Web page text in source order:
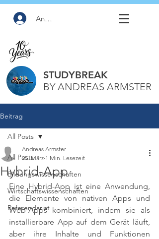
Anmelden
STUDYBREAK
BY ANDREAS ARMSTER
Beitrag
All Posts
Bildungswissenschaften
Wirtschaftswissenschaften
Referendariat
All Posts
Hybrid-App
Andreas Armster
25. März 1 Min. Lesezeit
Eine Hybrid-App ist eine Anwendung,
die Elemente von nativen Apps und
Web-Apps kombiniert, indem sie als
installierbare App auf dem Gerät läuft,
aber ihre Inhalte und Funktionen